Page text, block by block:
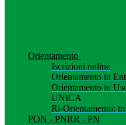
Orientamento
Iscrizioni online
Orientamento in
Orientamento in
UNICA
Ri-Orientamento:
PON - PNRR - PN